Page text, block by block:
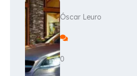
Óscar Leuro
0